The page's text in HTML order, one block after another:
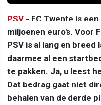
PSV - FC Twente is
miljoenen euro's. Voor
PSV is al lang en
daarmee al een
te pakken. Ja, u leest
Dat bedrag gaat niet
behalen van de derde